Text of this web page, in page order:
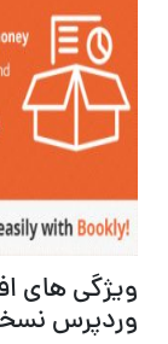
وردپرس نسخه